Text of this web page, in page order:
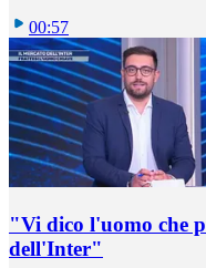
00:57
"Vi dico l'uomo che
dell'Inter"